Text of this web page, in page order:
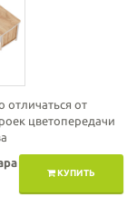
отличаться от
цветопередачи
КУПИТЬ